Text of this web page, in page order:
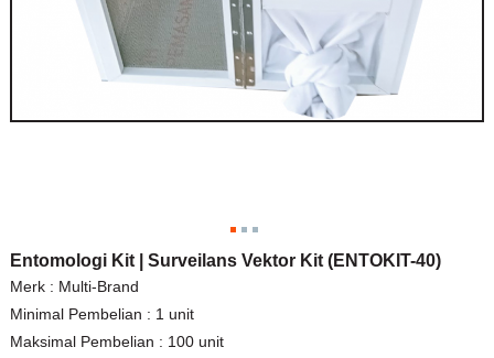
Entomologi Kit | Surveilans Vektor Kit (ENTOKIT-40)
Merk : Multi-Brand
Minimal Pembelian : 1 unit
Maksimal Pembelian : 100 unit